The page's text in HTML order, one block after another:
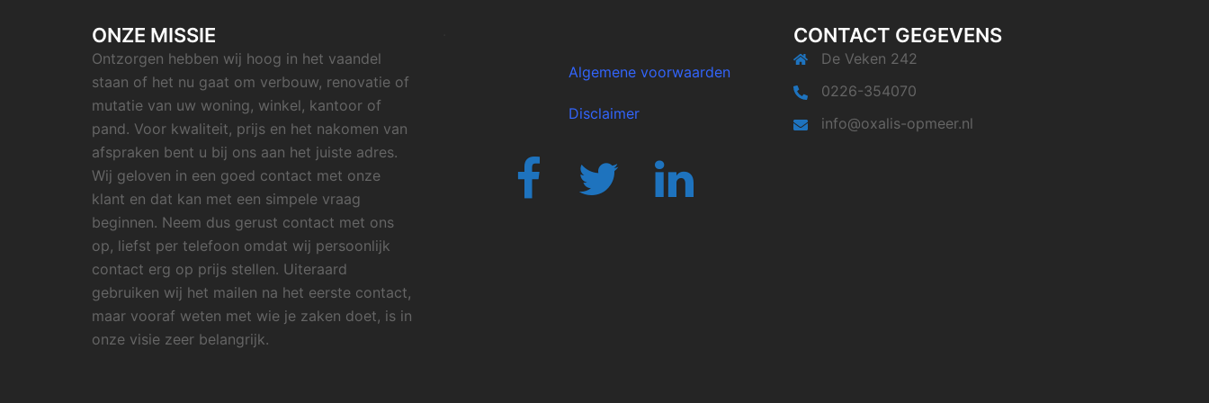
ONZE MISSIE
Ontzorgen hebben wij hoog in het vaandel
staan of het nu gaat om verbouw, renovatie of
mutatie van uw woning, winkel, kantoor of
pand. Voor kwaliteit, prijs en het nakomen van
afspraken bent u bij ons aan het juiste adres.
Wij geloven in een goed contact met onze
klant en dat kan met een simpele vraag
beginnen. Neem dus gerust contact met ons
op, liefst per telefoon omdat wij persoonlijk
contact erg op prijs stellen. Uiteraard
gebruiken wij het mailen na het eerste contact,
maar vooraf weten met wie je zaken doet, is in
onze visie zeer belangrijk.
Algemene voorwaarden
Disclaimer
Twitter
CONTACT GEGEVENS
De Veken 242
0226-354070
info@oxalis-opmeer.nl